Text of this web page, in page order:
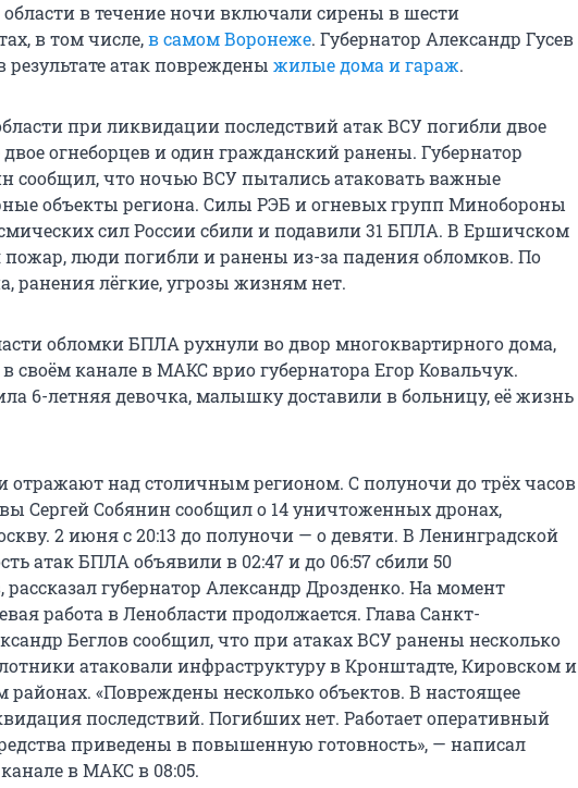
в течение ночи включали сирены в шести
в том числе,в самом Воронеже. Губернатор Александр Гусев
результате атак повреждены жилые дома и гараж.
при ликвидации последствий атак ВСУ погибли двое
огнеборцев и один гражданский ранены. Губернатор
сообщил, что ночью ВСУ пытались атаковать важные
объекты региона. Силы РЭБ и огневых групп Минобороны
сил России сбили и подавили 31 БПЛА. В Ершичском
пожар, люди погибли и ранены из-за падения обломков. По
ранения лёгкие, угрозы жизням нет.
обломки БПЛА рухнули во двор многоквартирного дома,
в своём канале в МАКС врио губернатора Егор Ковальчук.
6-летняя девочка, малышку доставили в больницу, её жизнь
отражают над столичным регионом. С полуночи до трёх часов
Сергей Собянин сообщил о 14 уничтоженных дронах,
2 июня с 20:13 до полуночи — о девяти. В Ленинградской
атак БПЛА объявили в 02:47 и до 06:57 сбили 50
рассказал губернатор Александр Дрозденко. На момент
работа в Ленобласти продолжается. Глава Санкт-
Беглов сообщил, что при атаках ВСУ ранены несколько
атаковали инфраструктуру в Кронштадте, Кировском и
районах. «Повреждены несколько объектов. В настоящее
последствий. Погибших нет. Работает оперативный
приведены в повышенную готовность», — написал
в МАКС в 08:05.